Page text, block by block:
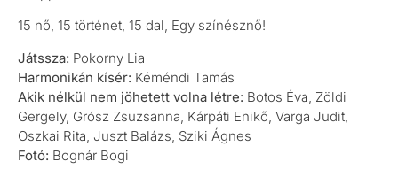
15 nő, 15 történet, 15 dal, Egy színésznő!
Játssza: Pokorny Lia
Harmonikán kísér: Kéméndi Tamás
Akik nélkül nem jöhetett volna létre: Botos Éva, Zöldi
Gergely, Grósz Zsuzsanna, Kárpáti Enikő, Varga Judit,
Oszkai Rita, Juszt Balázs, Sziki Ágnes
Fotó: Bognár Bogi